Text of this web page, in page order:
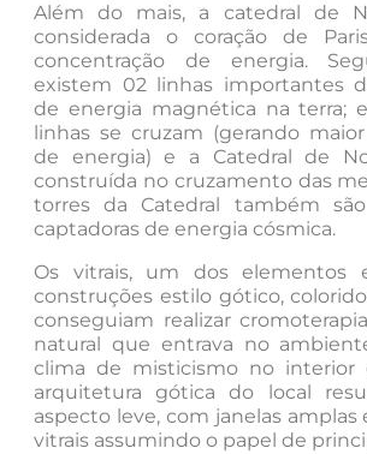
Além do mais, a catedral de
considerada o coração de
concentração de energia.
existem 02 linhas importantes
de energia magnética na terra;
linhas se cruzam (gerando
de energia) e a Catedral de
construída no cruzamento das
torres da Catedral também são
captadoras de energia cósmica.
Os vitrais, um dos elementos
construções estilo gótico,
conseguiam realizar
natural que entrava no
clima de misticismo no interior
arquitetura gótica do local
aspecto leve, com janelas amplas
vitrais assumindo o papel de